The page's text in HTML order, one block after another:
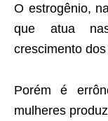
O estrogênio,
que atua
crescimento
Porém é
mulheres